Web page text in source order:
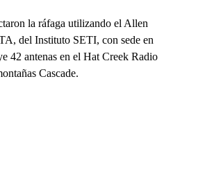
la ráfaga utilizando el Allen
del Instituto SETI, con sede en
42 antenas en el Hat Creek Radio
Cascade.